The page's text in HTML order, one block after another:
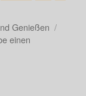
Genießen
einen